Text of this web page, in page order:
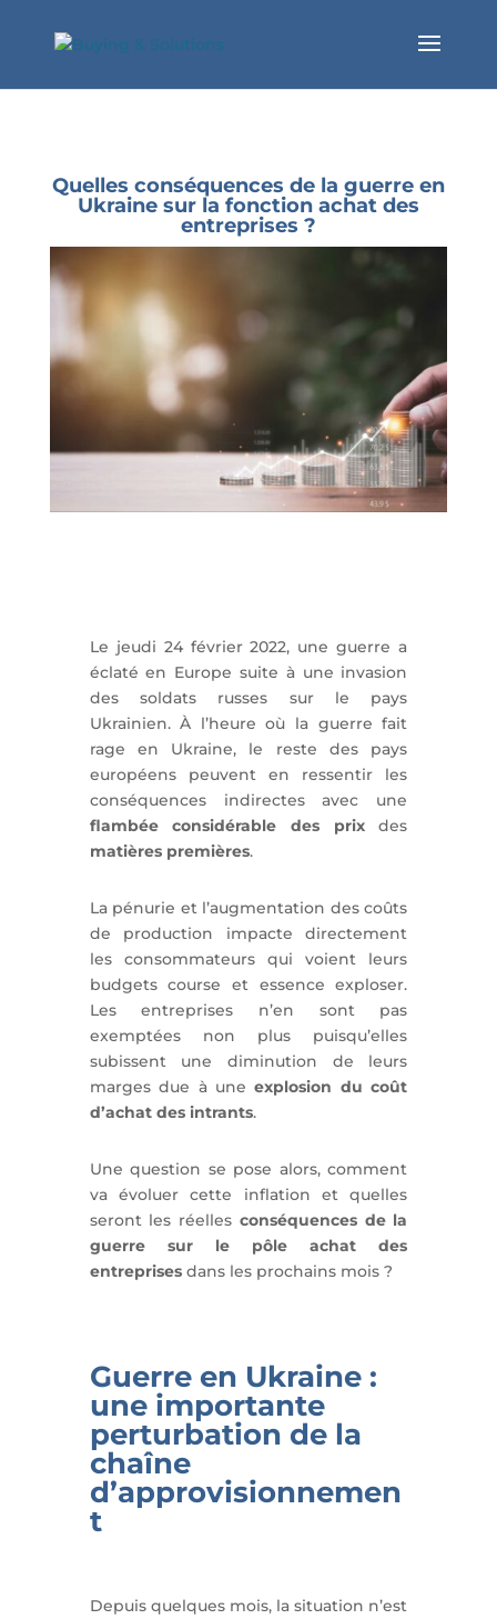
Quelles conséquences de la guerre en
Ukraine sur la fonction achat des
entreprises ?
Le jeudi 24 février 2022, une guerre a
éclaté en Europe suite à une invasion
des soldats russes sur le pays
Ukrainien. À l’heure où la guerre fait
rage en Ukraine, le reste des pays
européens peuvent en ressentir les
conséquences indirectes avec une
flambée considérable des prixdes
matières premières.
La pénurie et l’augmentation des coûts
de production impacte directement
les consommateurs qui voient leurs
budgets course et essence exploser.
Les entreprises n’en sont pas
exemptées non plus puisqu’elles
subissent une diminution de leurs
marges due à une explosion du coût
d’achat des intrants.
Une question se pose alors, comment
va évoluer cette inflation et quelles
seront les réelles conséquences de la
guerre sur le pôle achat des
entreprisesdans les prochains mois ?
Guerre en Ukraine :
une importante
perturbation de la
chaîne
d’approvisionnemen
t
Depuis quelques mois, la situation n’est